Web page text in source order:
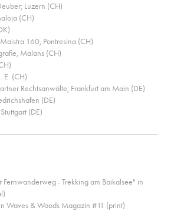
Luzern (CH)
(CH)
160, Pontresina (CH)
Malans (CH)
E. (CH)
Rechtsanwälte; Frankfurt am Main (DE)
(DE)
(DE)
- Trekking am Baikalsee" in
& Woods Magazin #11 (print)